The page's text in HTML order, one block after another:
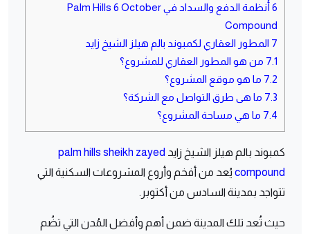
6
أنظمة الدفع والسداد في Palm Hills 6 October
Compound
7 المطور العقاري لكمبوند بالم هيلز الشيخ زايد
7.1 من هو المطور العقاري للمشروع؟
7.2 ما هو موقع المشروع؟
7.3 ما هى طرق التواصل مع الشركة؟
7.4 ما هي مساحة المشروع؟
كمبوند بالم هيلز الشيخ زايد palm hills sheikh zayed
compound يُعد من أفخم وأروع المشروعات السكنية التي
تتواجد بمدينة السادس من أكتوبر.
حيث تُعد تلك المدينة ضمن أهم وأفضل المُدن التي تضُم